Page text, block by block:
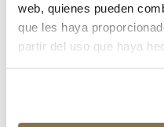
web, quienes pueden
que les haya
partir del uso que haya